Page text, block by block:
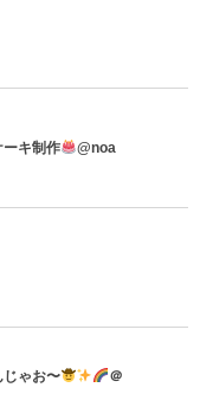
ーキ制作 @noa
じゃお〜
＠